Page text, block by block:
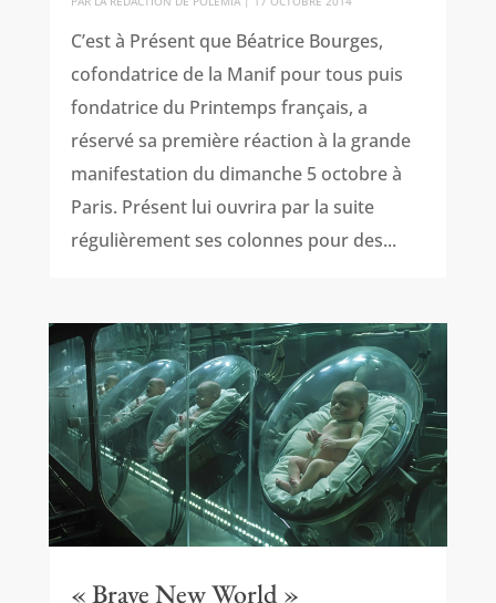
C’est à Présent que Béatrice Bourges,
cofondatrice de la Manif pour tous puis
fondatrice du Printemps français, a
réservé sa première réaction à la grande
manifestation du dimanche 5 octobre à
Paris. Présent lui ouvrira par la suite
régulièrement ses colonnes pour des...
« Brave New World »